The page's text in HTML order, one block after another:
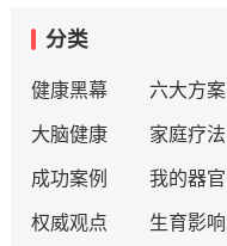
分类
健康黑幕 六大方案
大脑健康 家庭疗法
成功案例 我的器官
权威观点 生育影响